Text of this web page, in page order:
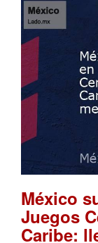
México
Juegos
Caribe: